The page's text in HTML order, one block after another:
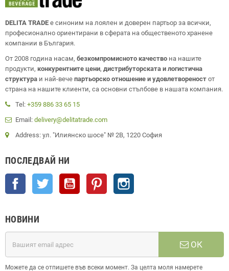
DELITA TRADE е синоним на лоялен и доверен партьор за всички,
професионално ориентирани в сферата на общественото хранене
компании в България.
От 2008 година насам, безкомпромисното качество на нашите
продукти, конкурентните цени, дистрибуторската и логистична
структура и най-вече партьорско отношение и удовлетвореност от
страна на нашите клиенти, са основни стълбове в нашата компания.
Tel: +359 886 33 65 15
Email: delivery@delitatrade.com
Address: ул. "Илиянско шосе" № 2В, 1220 София
ПОСЛЕДВАЙ НИ
Facebook Twitter YouTube Pinterest
НОВИНИ
ОК
Можете да се отпишете във всеки момент. За целта моля намерете